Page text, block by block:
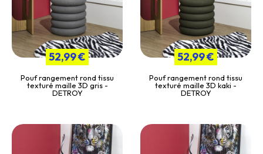
52,99 €
Pouf rangement rond tissu
texturé maille 3D gris -
DETROY
52,99 €
Pouf rangement rond tissu
texturé maille 3D kaki -
DETROY